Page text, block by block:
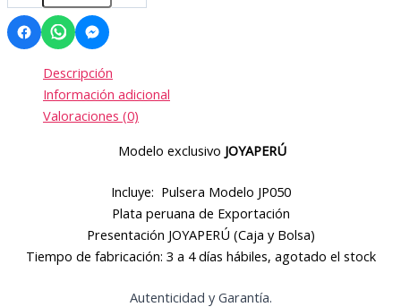
Descripción
Información adicional
Valoraciones (0)
Modelo exclusivo JOYAPERÚ
Incluye: Pulsera Modelo JP050
Plata peruana de Exportación
Presentación JOYAPERÚ (Caja y Bolsa)
Tiempo de fabricación: 3 a 4 días hábiles, agotado el stock
Autenticidad y Garantía.